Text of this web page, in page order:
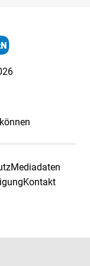
Mediadaten
Kontakt